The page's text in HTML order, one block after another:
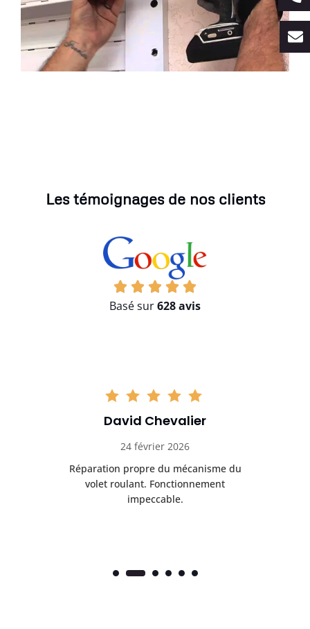
Les témoignages de nos clients
Basé sur628 avis
David Chevalier
24 février 2026
Réparation propre du mécanisme du
volet roulant. Fonctionnement
impeccable.